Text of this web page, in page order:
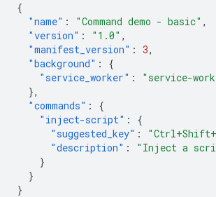
{
"name" : "Command demo - basic" ,
"version" : "1.0" ,
"manifest_version" : 3,
"background" :
{
"service_worker" :
"service-
},
"commands" :
{
"inject-script" :
{
"suggested_key" :
"description" :
"Inject a
}
}
}